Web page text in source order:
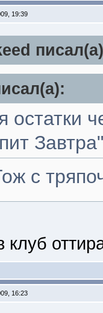
19:39
остатки
с
клуб
16:23